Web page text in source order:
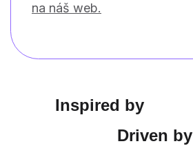
na náš web.
Inspired by
Driven by